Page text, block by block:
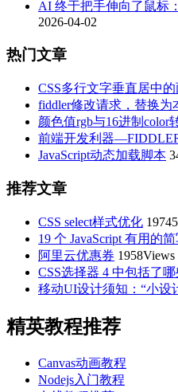
AI 终于把手伸向了鼠标
2026-04-02
热门文章
CSS多行文字垂直居中
fiddler修改请求，替换为
颜色值rgb与16进制color
前端开发利器
JavaScript动态加载脚本
推荐文章
CSS select样式优化
19 个 JavaScript 有用的
阿里云优惠券 1958Views
CSS选择器 4 中包括了
移动UI设计须知：“小设
精英教程推荐
Canvas动画教程
Nodejs入门教程